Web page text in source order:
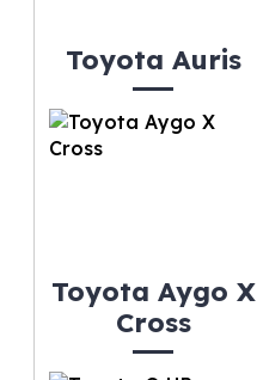
Toyota Auris
Toyota Aygo X
Cross